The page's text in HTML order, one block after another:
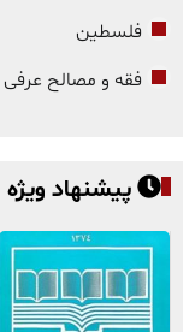
فلسطین
فقه و مصالح عرفی
پیشنهاد ویژه